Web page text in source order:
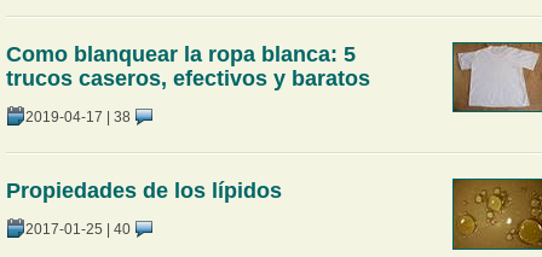
Como blanquear la ropa blanca: 5
trucos caseros, efectivos y baratos
2019-04-17 | 38
Propiedades de los lípidos
2017-01-25 | 40